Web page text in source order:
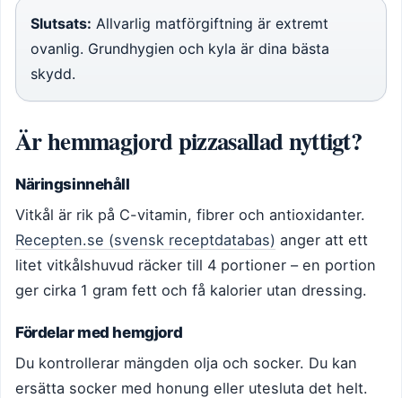
Slutsats: Allvarlig matförgiftning är extremt
ovanlig. Grundhygien och kyla är dina bästa
skydd.
Är hemmagjord pizzasallad nyttigt?
Näringsinnehåll
Vitkål är rik på C-vitamin, fibrer och antioxidanter.
Recepten.se (svensk receptdatabas) anger att ett
litet vitkålshuvud räcker till 4 portioner – en portion
ger cirka 1 gram fett och få kalorier utan dressing.
Fördelar med hemgjord
Du kontrollerar mängden olja och socker. Du kan
ersätta socker med honung eller utesluta det helt.